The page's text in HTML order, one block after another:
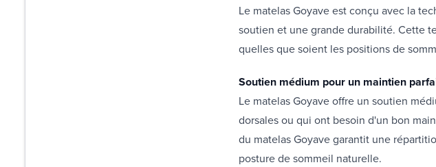
Le matelas Goyave est conçu avec la
soutien et une grande durabilité. Cette
quelles que soient les positions de
Soutien médium pour un maintien
Le matelas Goyave offre un soutien
dorsales ou qui ont besoin d'un bon
du matelas Goyave garantit une
posture de sommeil naturelle.